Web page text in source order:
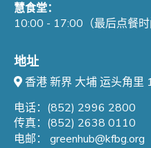
慧食堂：
10:00 - 17:00（最后点餐时
地址
香港 新界 大埔 运头角里
电话：(852) 2996 2800
传真：(852) 2638 0110
电邮： greenhub@kfbg.org